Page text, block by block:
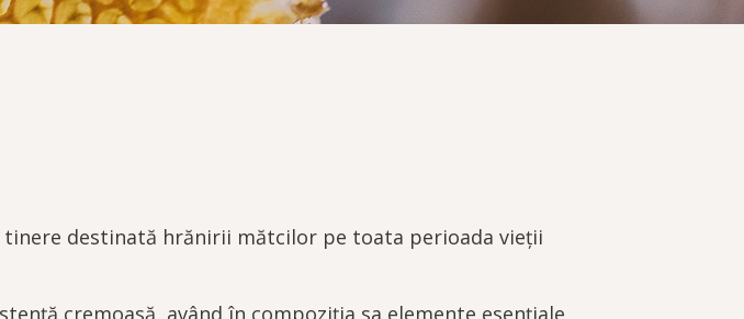
destinată hrănirii mătcilor pe toata perioada vieții
cremoasă, având în compoziția sa elemente esențiale